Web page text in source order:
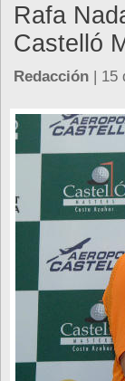
Rafa
Castelló
Redacción | 15